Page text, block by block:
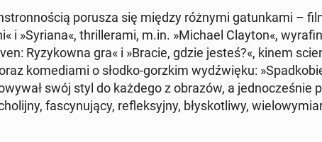
porusza się między różnymi ga­tun­ka­mi –
i »Sy­ria­na«, thril­le­ra­mi, m.in. »Mi­cha­el Clay­to­n«,
Ry­zy­kow­na gra« i »Bracie, gdzie jesteś?«, kinem
ko­me­dia­mi o słodko-gorzkim wy­dźwię­ku:
swój styl do każdego z obrazów, a jed­no­cze­śnie
fa­scy­nu­ją­cy, re­flek­syj­ny, bły­sko­tli­wy,